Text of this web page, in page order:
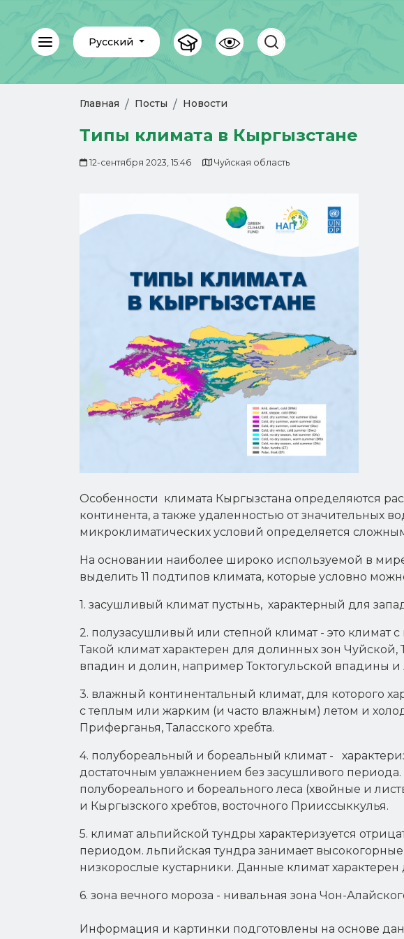
Русский
Главная Посты Новости
Типы климата в Кыргызстане
12-сентября 2023, 15:46 Чуйская область
Особенности климата Кыргызстана определяются
континента, а также удаленностью от значительных
микроклиматических условий определяется
На основании наиболее широко используемой в
выделить 11 подтипов климата, которые условно
1. засушливый климат пустынь, характерный для
2. полузасушливый или степной климат - это
Такой климат характерен для долинных зон
впадин и долин, например Токтогульской впадины
3. влажный континентальный климат, для которого
с теплым или жарким (и часто влажным) летом и
Приферганья, Таласского хребта.
4. полубореальный и бореальный климат -
достаточным увлажнением без засушливого
полубореального и бореального леса (хвойные и
и Кыргызского хребтов, восточного Прииссыккулья.
5. климат альпийской тундры характеризуется
периодом. льпийская тундра занимает
низкорослые кустарники. Данные климат
6. зона вечного мороза - нивальная зона Чон-
Информация и картинки подготовлены на основе